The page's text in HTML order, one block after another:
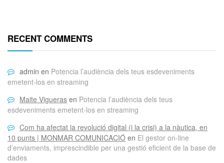
RECENT COMMENTS
admin en Potencia l’audiència dels teus esdeveniments
emetent-los en streaming
Maite Vigueras en Potencia l’audiència dels teus
esdeveniments emetent-los en streaming
Com ha afectat la revolució digital (i la crisi) a la nàutica, en
10 punts | MONMAR COMUNICACIÓ en El gestor on-line
d’enviaments, imprescindible per una gestió eficient de la base de
dades